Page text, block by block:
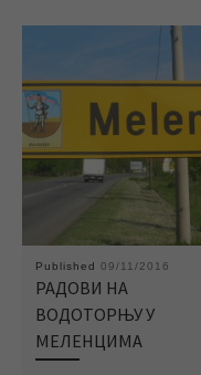
Published 09/11/2016
РАДОВИ НА
ВОДОТОРЊУ У
МЕЛЕНЦИМА